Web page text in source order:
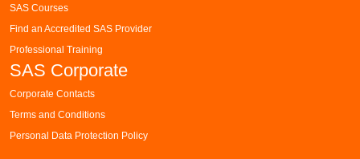
SAS Courses
Find an Accredited SAS Provider
Professional Training
SAS Corporate
Corporate Contacts
Terms and Conditions
Personal Data Protection Policy